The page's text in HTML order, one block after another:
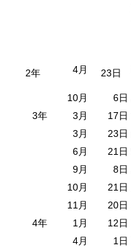
2年
4月 23日
10月 6日
3年
3月 17日
3月
23日
6月
21日
9月
8日
10月
21日
11月
20日
4年
1月 12日
4月
1日